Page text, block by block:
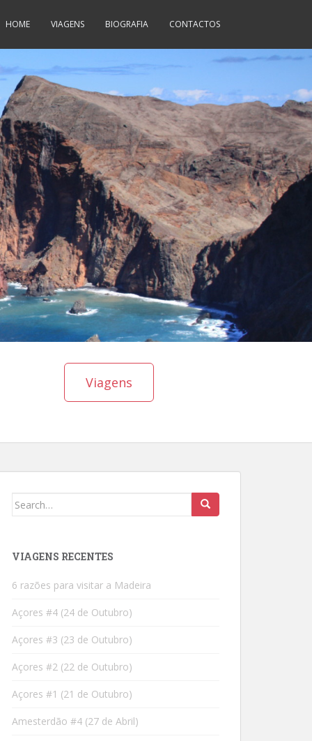
HOME VIAGENS BIOGRAFIA CONTACTOS
Viagens
Search
VIAGENS RECENTES
6 razões para visitar a Madeira
Açores #4 (24 de Outubro)
Açores #3 (23 de Outubro)
Açores #2 (22 de Outubro)
Açores #1 (21 de Outubro)
Amesterdão #4 (27 de Abril)